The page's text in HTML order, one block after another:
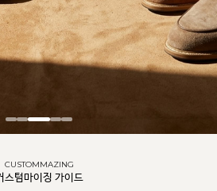
CUSTOMMAZING
스텀마이징 가이드